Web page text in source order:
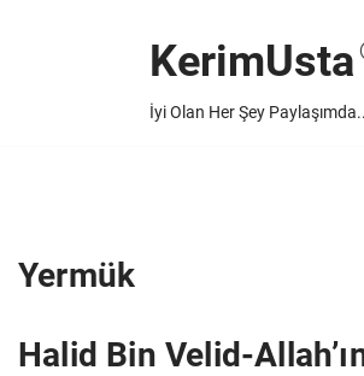
KerimUsta
İyi Olan Her Şey
Yermük
Halid Bin Velid-Allah’ın